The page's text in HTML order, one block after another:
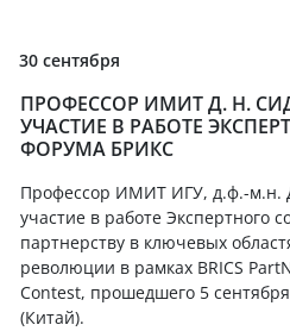
30 сентября
ПРОФЕССОР ИМИТ Д. Н.
УЧАСТИЕ В РАБОТЕ
ФОРУМА БРИКС
Профессор ИМИТ ИГУ, д.ф.-м.н.
участие в работе Экспертного
партнерству в ключевых
революции в рамках BRICS
Contest, прошедшего 5
(Китай).